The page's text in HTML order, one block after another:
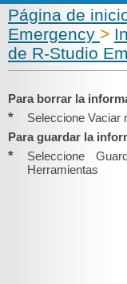
Página de
Emergency >
de R-Studio
Para borrar la
*
Seleccione Vaciar
Para guardar la
*
Seleccione
Herramientas